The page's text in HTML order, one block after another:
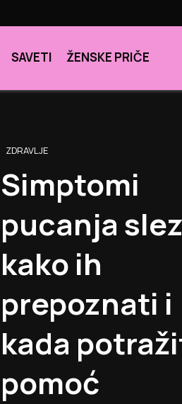
SAVETI ŽENSKE PRIČE
ZDRAVLJE
Simptomi
pucanja
kako ih
prepoznati i
kada
pomoć